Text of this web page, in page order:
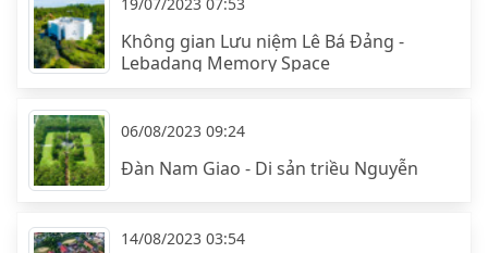
Không gian Lưu niệm Lê Bá Đảng -
Lebadang Memory Space
06/08/2023 09:24
Đàn Nam Giao - Di sản triều Nguyễn
14/08/2023 03:54